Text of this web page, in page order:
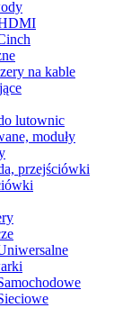
na kable
lutownic
moduły
przejściówki